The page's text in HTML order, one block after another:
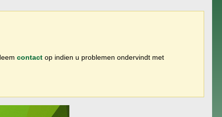
contact op indien u problemen ondervindt met